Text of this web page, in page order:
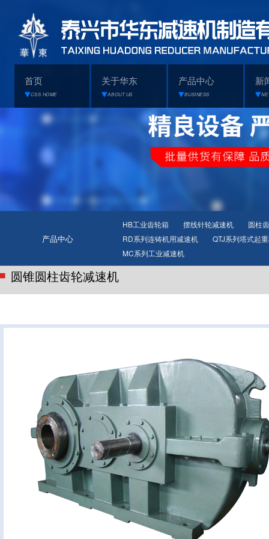
首页
CSS HOME
关于华东
ABOUT US
产品中心
BUSINESS
新
产品中心
HB工业齿轮箱 摆线针轮减速机
圆柱
RD系列连铸机用减速机
QTJ系列塔式起
MC系列工业减速机
圆锥圆柱齿轮减速机